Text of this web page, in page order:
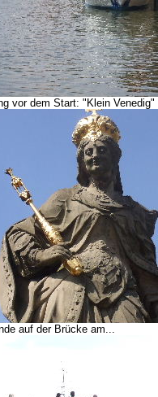
vor dem Start: "Klein
auf der Brücke am...